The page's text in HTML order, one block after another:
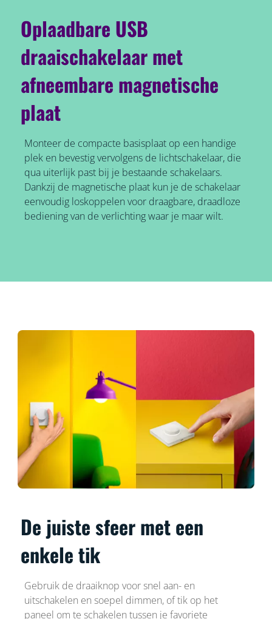
Oplaadbare USB
draaischakelaar met
afneembare magnetische
plaat
Monteer de compacte basisplaat op een handige
plek en bevestig vervolgens de lichtschakelaar, die
qua uiterlijk past bij je bestaande schakelaars.
Dankzij de magnetische plaat kun je de schakelaar
eenvoudig loskoppelen voor draagbare, draadloze
bediening van de verlichting waar je maar wilt.
De juiste sfeer met een
enkele tik
Gebruik de draaiknop voor snel aan- en
uitschakelen en soepel dimmen, of tik op het
paneel om te schakelen tussen je favoriete